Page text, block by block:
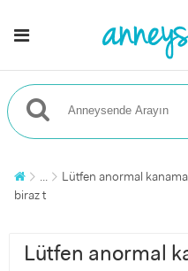
...
Lütfen anormal
biraz t
Lütfen anormal